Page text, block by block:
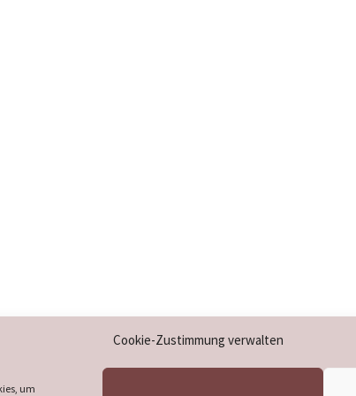
Cookie-Zustimmung verwalten
um